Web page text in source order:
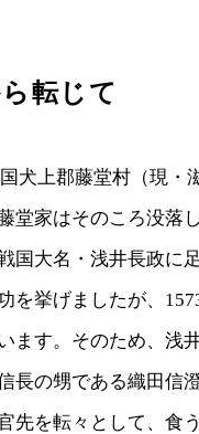
転じて
犬上郡藤堂村（現・
堂家はそのころ没落
国大名・浅井長政に
を挙げましたが、
ます。そのため、浅
長の甥である織田信
先を転々として、食